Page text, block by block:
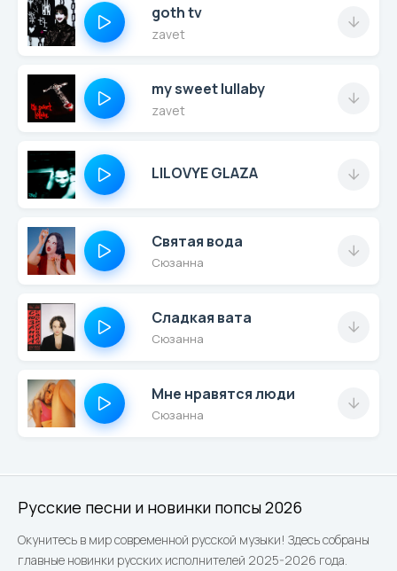
Русские песни и новинки попсы 2026
Окунитесь в мир современной русской музыки! Здесь собраны
главные новинки русских исполнителей 2025-2026 года.
goth tv
zavet
my sweet lullaby
zavet
LILOVYE GLAZA
Святая вода
Сюзанна
Сладкая вата
Сюзанна
Мне нравятся люди
Сюзанна